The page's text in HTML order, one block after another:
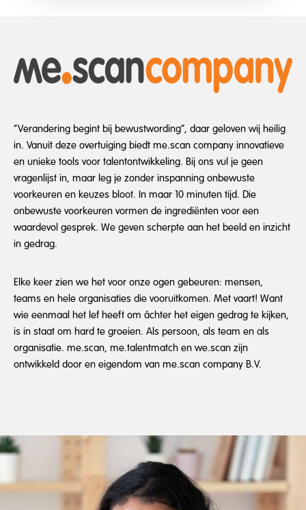
“Verandering begint bij bewustwording”, daar geloven wij heilig
in. Vanuit deze overtuiging biedt me.scan company innovatieve
en unieke tools voor talentontwikkeling. Bij ons vul je geen
vragenlijst in, maar leg je zonder inspanning onbewuste
voorkeuren en keuzes bloot. In maar 10 minuten tijd. Die
onbewuste voorkeuren vormen de ingrediënten voor een
waardevol gesprek. We geven scherpte aan het beeld en inzicht
in gedrag.
Elke keer zien we het voor onze ogen gebeuren: mensen,
teams en hele organisaties die vooruitkomen. Met vaart! Want
wie eenmaal het lef heeft om áchter het eigen gedrag te kijken,
is in staat om hard te groeien. Als persoon, als team en als
organisatie. me.scan, me.talentmatch en we.scan zijn
ontwikkeld door en eigendom van me.scan company B.V.